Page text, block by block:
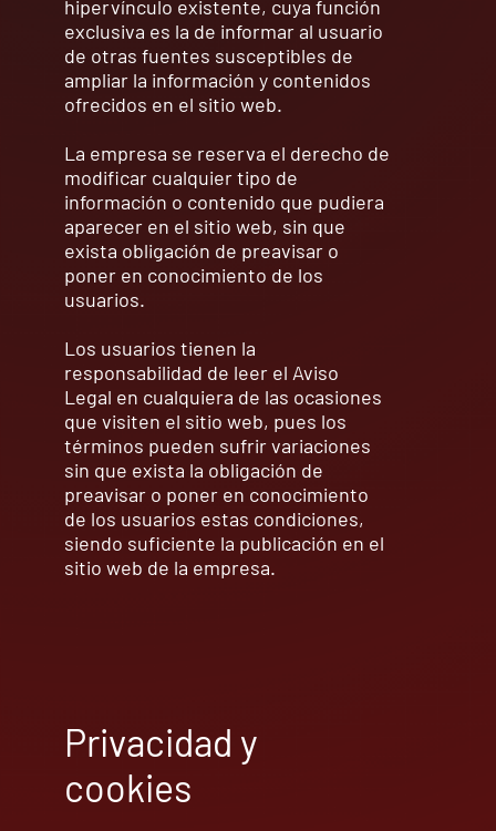
hipervínculo existente, cuya función
exclusiva es la de informar al usuario
de otras fuentes susceptibles de
ampliar la información y contenidos
ofrecidos en el sitio web.
La empresa se reserva el derecho de
modificar cualquier tipo de
información o contenido que pudiera
aparecer en el sitio web, sin que
exista obligación de preavisar o
poner en conocimiento de los
usuarios.
Los usuarios tienen la
responsabilidad de leer el Aviso
Legal en cualquiera de las ocasiones
que visiten el sitio web, pues los
términos pueden sufrir variaciones
sin que exista la obligación de
preavisar o poner en conocimiento
de los usuarios estas condiciones,
siendo suficiente la publicación en el
sitio web de la empresa.
Privacidad y
cookies